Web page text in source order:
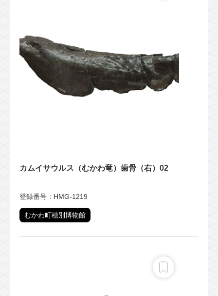
カムイサウルス（むかわ竜）歯骨（右）02
登録番号：HMG-1219
むかわ町穂別博物館